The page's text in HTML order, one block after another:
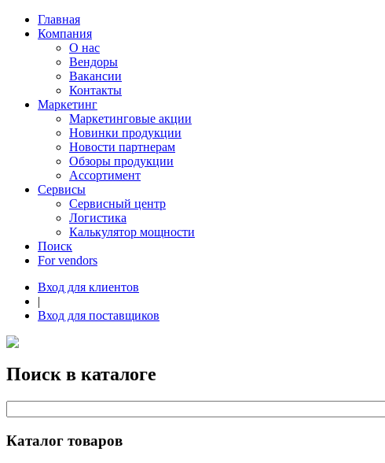
Главная
Компания
О нас
Вендоры
Вакансии
Контакты
Маркетинг
Маркетинговые акции
Новинки продукции
Новости партнерам
Обзоры продукции
Ассортимент
Сервисы
Сервисный центр
Логистика
Калькулятор мощности
Поиск
For vendors
Вход для клиентов
|
Вход для поставщиков
Поиск в каталоге
Каталог товаров